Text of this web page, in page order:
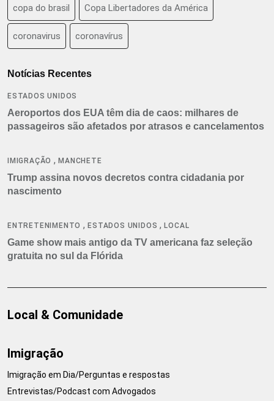
copa do brasil Copa Libertadores da América
coronavirus coronavírus
Notícias Recentes
ESTADOS UNIDOS
Aeroportos dos EUA têm dia de caos: milhares de
passageiros são afetados por atrasos e cancelamentos
IMIGRAÇÃO ,MANCHETE
Trump assina novos decretos contra cidadania por
nascimento
ENTRETENIMENTO ,ESTADOS UNIDOS ,LOCAL
Game show mais antigo da TV americana faz seleção
gratuita no sul da Flórida
Local & Comunidade
Imigração
Imigração em Dia/Perguntas e respostas
Entrevistas/Podcast com Advogados